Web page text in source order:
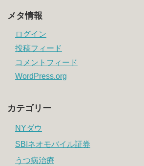
メタ情報
ログイン
投稿フィード
コメントフィード
WordPress.org
カテゴリー
NYダウ
SBIネオモバイル証券
うつ病治療